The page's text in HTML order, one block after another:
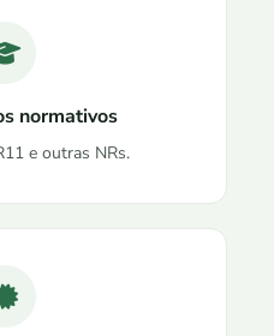
normativos
e outras NRs.